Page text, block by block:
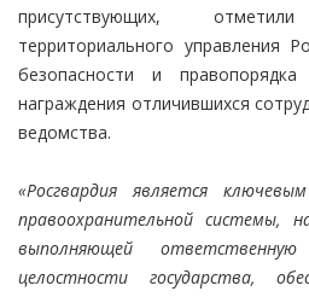
присутствующих,
территориального управления
безопасности и
награждения отличившихся
ведомства.
«Росгвардия является
правоохранительной системы,
выполняющей
целостности государства,